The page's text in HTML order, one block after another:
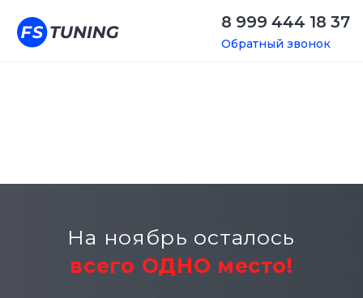
8 999 444 18 37
Обратный звонок
всего ОДНО место!
Оставить заявку